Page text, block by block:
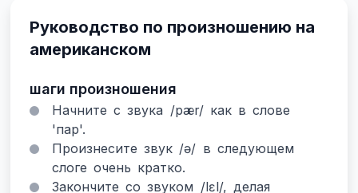
Руководство по произношению на
американском
шаги произношения
Начните с звука /pær/ как в слове
'пар'.
Произнесите звук /ə/ в следующем
слоге очень кратко.
Закончите со звуком /lɛl/, делая